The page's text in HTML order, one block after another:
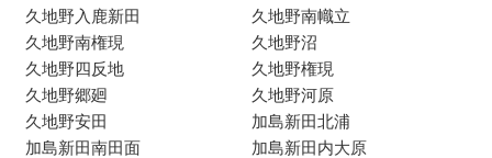
久地野入鹿新田
久地野南幟立
久地野南権現
久地野沼
久地野四反地
久地野権現
久地野郷廻
久地野河原
久地野安田
加島新田北浦
加島新田南田面
加島新田内大原